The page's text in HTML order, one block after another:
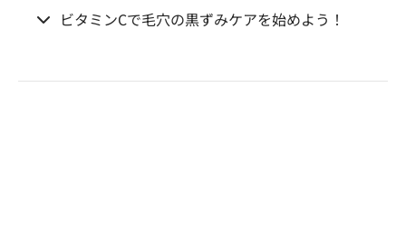
ビタミンCで毛穴の黒ずみケアを始めよう！